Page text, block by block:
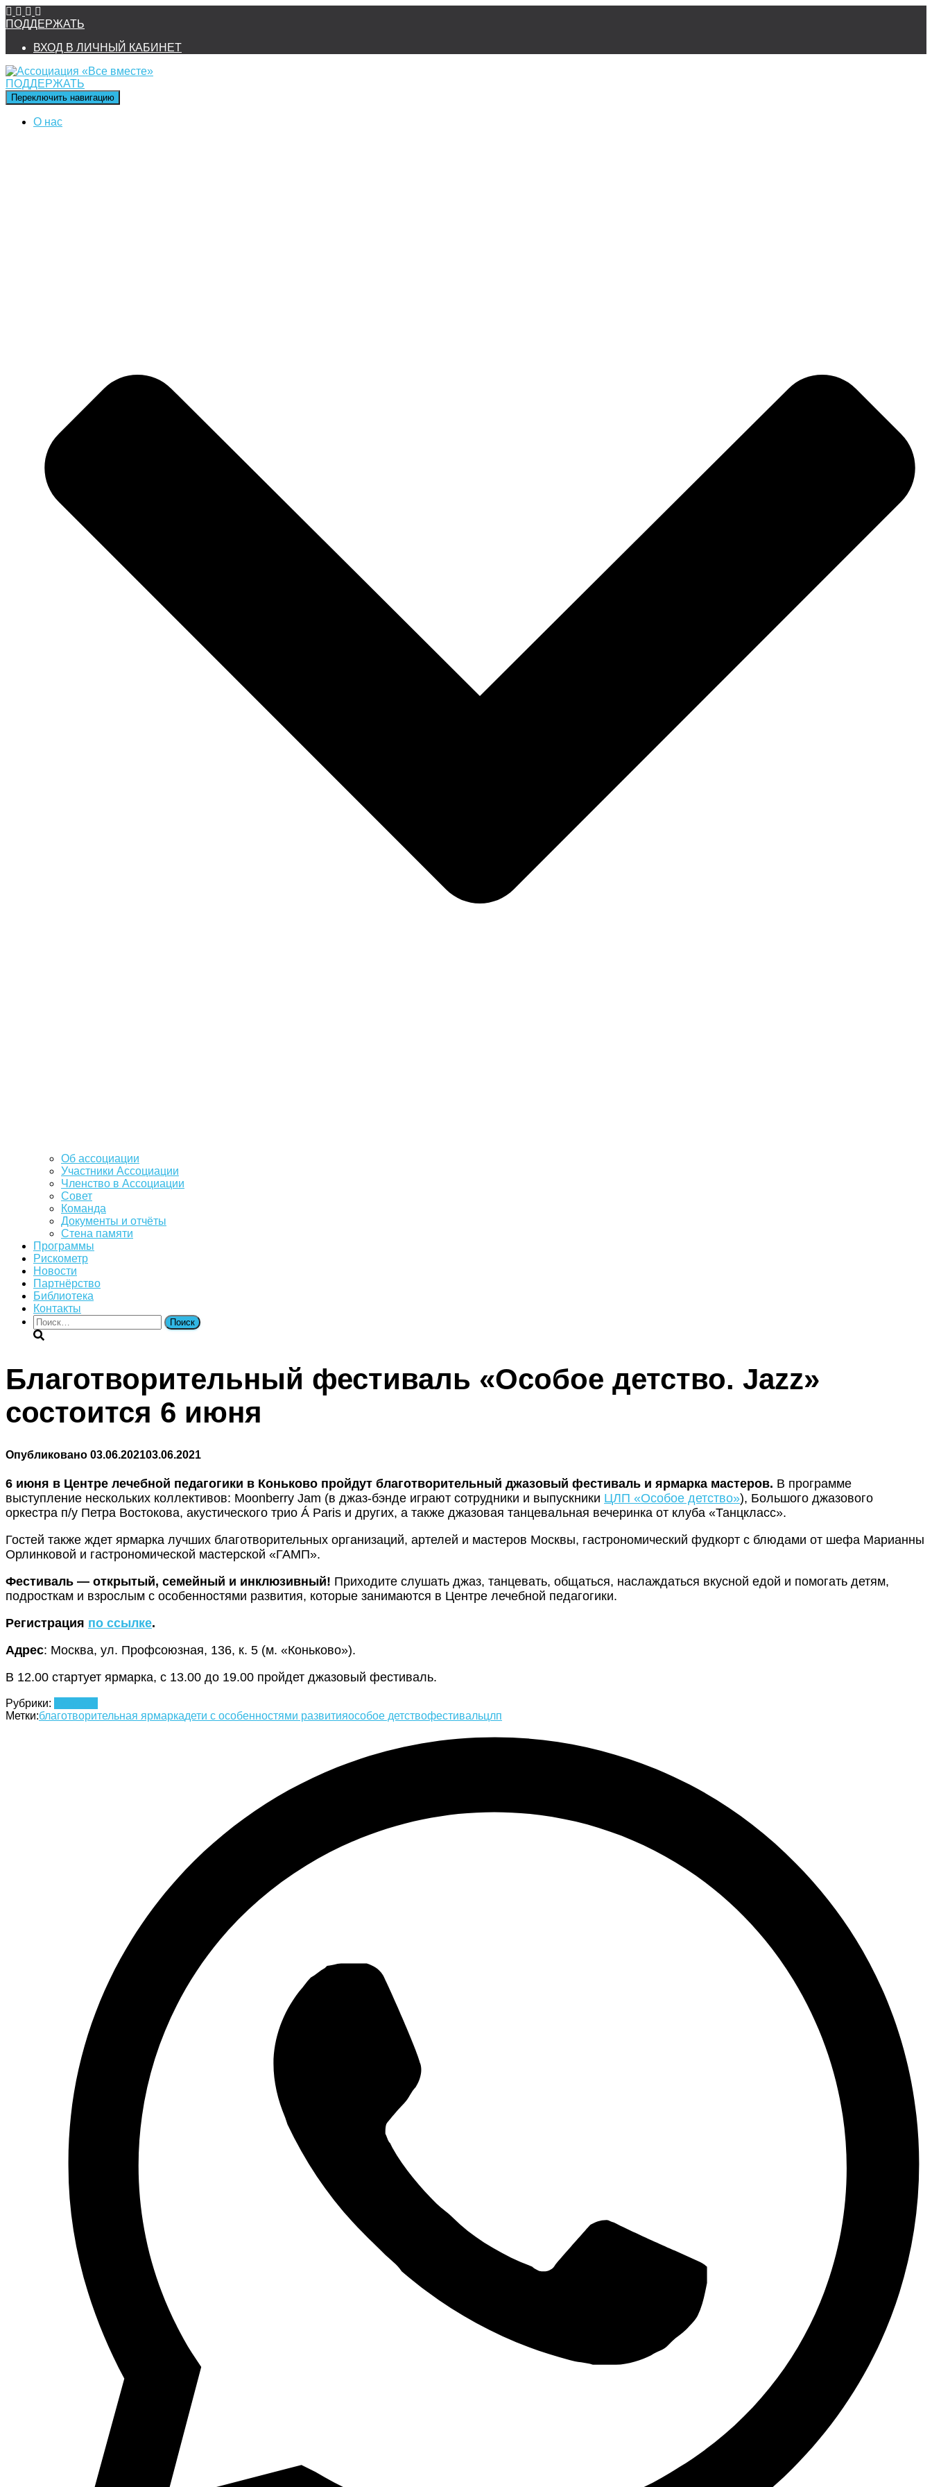
ПОДДЕРЖАТЬ
ВХОД В ЛИЧНЫЙ КАБИНЕТ
ПОДДЕРЖАТЬ
Переключить навигацию
О нас
Об ассоциации
Участники Ассоциации
Членство в Ассоциации
Совет
Команда
Документы и отчёты
Стена памяти
Программы
Рискометр
Новости
Партнёрство
Библиотека
Контакты
Найти:
Благотворительный фестиваль «Особое детство. Jazz»
состоится 6 июня
Опубликовано 03.06.202103.06.2021
6 июня в Центре лечебной педагогики в Коньково пройдут благотворительный джазовый фестиваль и ярмарка мастеров. В программе
выступление нескольких коллективов: Moonberry Jam (в джаз-бэнде играют сотрудники и выпускники ЦЛП «Особое детство»), Большого джазового
оркестра п/у Петра Востокова, акустического трио Á Paris и других, а также джазовая танцевальная вечеринка от клуба «Танцкласс».
Гостей также ждет ярмарка лучших благотворительных организаций, артелей и мастеров Москвы, гастрономический фудкорт с блюдами от шефа Марианны
Орлинковой и гастрономической мастерской «ГАМП».
Фестиваль — открытый, семейный и инклюзивный! Приходите слушать джаз, танцевать, общаться, наслаждаться вкусной едой и помогать детям,
подросткам и взрослым с особенностями развития, которые занимаются в Центре лечебной педагогики.
Регистрация по ссылке.
Адрес: Москва, ул. Профсоюзная, 136, к. 5 (м. «Коньково»).
В 12.00 стартует ярмарка, с 13.00 до 19.00 пройдет джазовый фестиваль.
Рубрики:
Метки:благотворительная ярмаркадети с особенностями развитияособое детствофестивальцлп